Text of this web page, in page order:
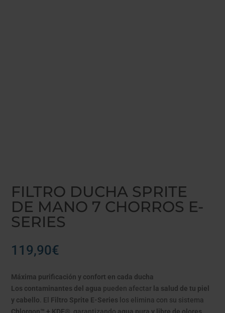
FILTRO DUCHA SPRITE
DE MANO 7 CHORROS E-
SERIES
119,90€
Máxima purificación y confort en cada ducha
Los contaminantes del agua pueden afectar la salud de tu piel
y cabello. El Filtro Sprite E-Series los elimina con su sistema